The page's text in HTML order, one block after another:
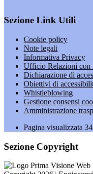
Sezione Link Utili
Cookie policy
Note legali
Informativa Privacy
Ufficio Relazioni con
Dichiarazione di
Obiettivi di
Whistleblowing
Gestione consensi
Amministrazione
Pagina visualizzata
Sezione Copyright